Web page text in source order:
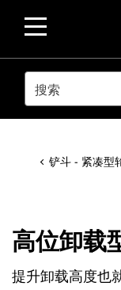
SEARCH
铲斗 - 紧凑型
高位卸载
提升卸载高度也